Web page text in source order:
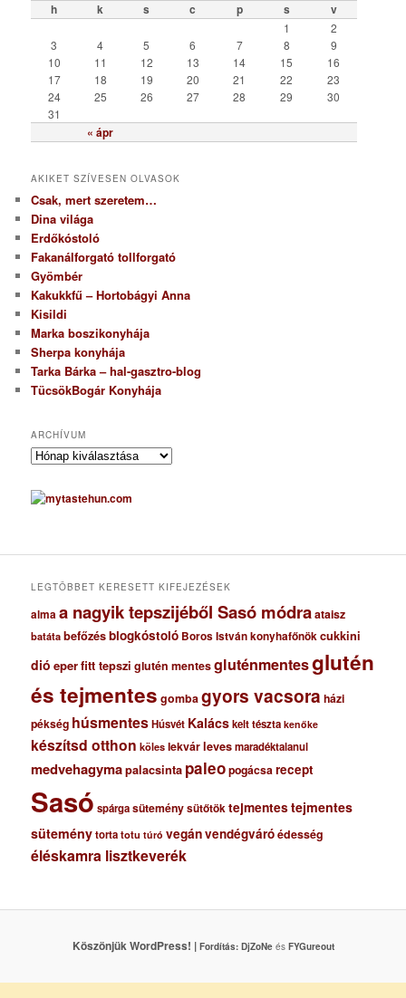
r
h k s c p s v
« ápr
1
2
3
4 5 6 7 8
9
10
11 12 13 14 15
16
17
18 19 20 21 22
23
24
25 26 27 28 29
30
31
AKIKET SZÍVESEN OLVASOK
Csak, mert szeretem…
Dina világa
Erdőkóstoló
Fakanálforgató tollforgató
Gyömbér
Kakukkfű – Hortobágyi Anna
Kisildi
Marka boszikonyhája
Sherpa konyhája
Tarka Bárka – hal-gasztro-blog
TücsökBogár Konyhája
ARCHÍVUM
A
c
h
u
LEGTÖBBET KERESETT KIFEJEZÉSEK
almaa nagyik tepszijéből Sasó módraataisz
batáta befőzésblogkóstoló Boros István konyhafőnökcukkini
dió eperfitt tepszi glutén mentesgluténmentesglutén
és tejmentes gombagyors vacsora házi
pékség húsmentesHúsvét Kalácskelt tészta kenőke
készítsd otthon köles lekvárlevesmaradéktalanul
medvehagymapalacsinta paleopogácsa recept
Sasó spárgasüteménysütőtöktejmentestejmentes
süteménytorta totu túró vegánvendégváróédesség
éléskamra lisztkeverék
Köszönjük WordPress! | Fordítás: DjZoNeés FYGureout